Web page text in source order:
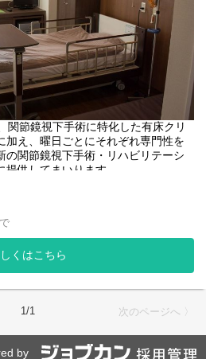
節鏡視下手術に特化した有床クリ
加え、曜日ごとにそれぞれ専門性を
の関節鏡視下手術・リハビリテーシ
供してまいります。
現。さらには世界中の医療職とオ
く､専門性の高いリハビリによりス
広くフォローしています｡
くはこちら
1/1 次のページへ 〉
by